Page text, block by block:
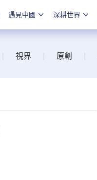
遇見中國 深耕世界
視界 原創